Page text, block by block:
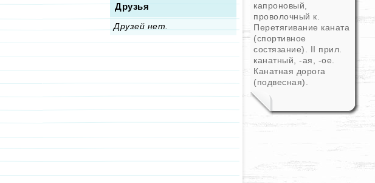
Друзья
Друзей нет.
капроновый,
проволочный к.
Перетягивание каната
(спортивное
состязание). II прил.
канатный, -ая, -ое.
Канатная дорога
(подвесная).